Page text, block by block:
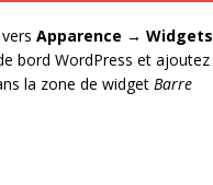
Apparence → Widgets
bord WordPress et ajoutez
la zone de widget Barre